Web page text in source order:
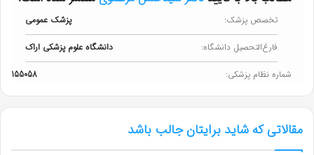
تخصص پزشک: پزشک عمومی
فارغ‌التحصیل دانشگاه: دانشگاه علوم پزشکی اراک
شماره نظام پزشکی: 155058
مقالاتی که شاید برایتان جالب باشد